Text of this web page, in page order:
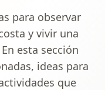
para observar
y vivir una
esta sección
ideas para
que